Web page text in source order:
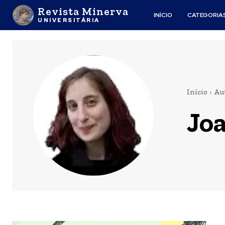
Revista Minerva
UNIVERSITÁRIA
INÍCIO
Início